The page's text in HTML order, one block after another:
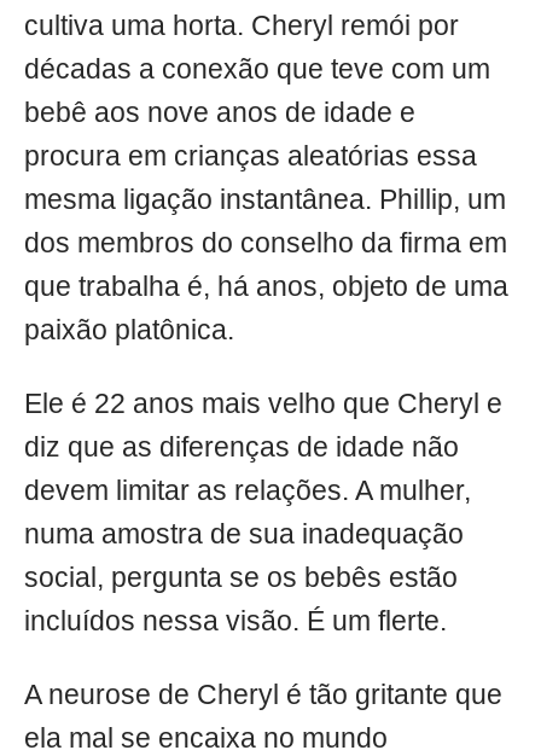
cultiva uma horta. Cheryl remói por
décadas a conexão que teve com um
bebê aos nove anos de idade e
procura em crianças aleatórias essa
mesma ligação instantânea. Phillip, um
dos membros do conselho da firma em
que trabalha é, há anos, objeto de uma
paixão platônica.
Ele é 22 anos mais velho que Cheryl e
diz que as diferenças de idade não
devem limitar as relações. A mulher,
numa amostra de sua inadequação
social, pergunta se os bebês estão
incluídos nessa visão. É um flerte.
A neurose de Cheryl é tão gritante que
ela mal se encaixa no mundo